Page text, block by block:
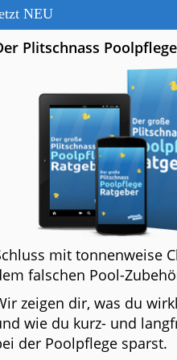
NEU
Plitschnass
mit tonnenweise
falschen Pool-
zeigen dir, was du
wie du kurz- und
der Poolpflege sparst.